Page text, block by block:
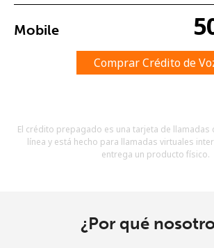
No se ha
Mínimo 8 caracteres
Un caracter especial
Al abrir una cuenta en este sitio web,
Términos y condiciones.
Mobile
Comprar Crédito de
El crédito prepagado es una tarjeta de
línea y está hecho para llamadas virtuales
entrega un producto físico.
¿Por qué